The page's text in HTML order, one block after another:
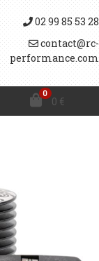
02 99 85 53 28
contact@rc-
performance.com
0
0 €